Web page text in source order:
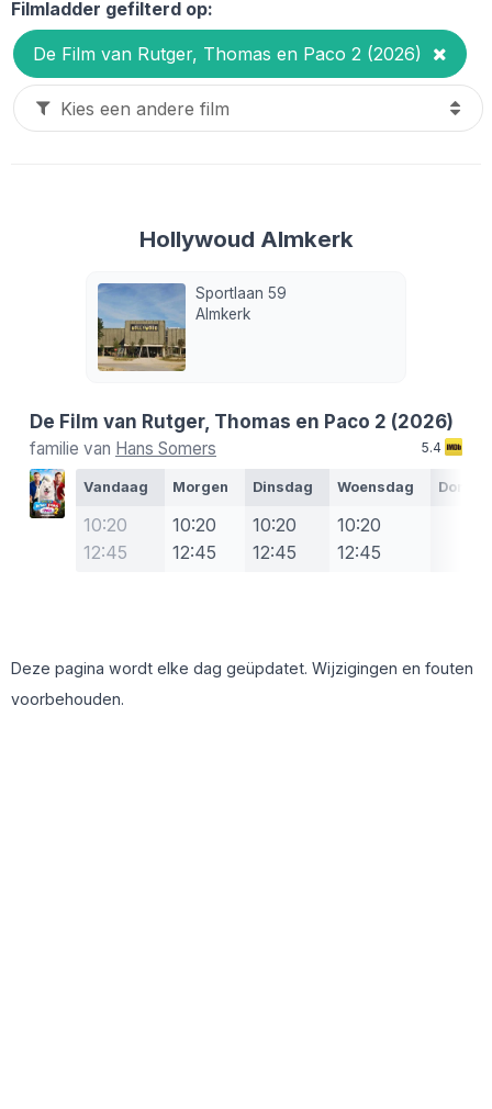
Filmladder gefilterd op:
De Film van Rutger, Thomas en Paco 2 (2026)
Hollywoud Almkerk
Sportlaan 59
Almkerk
De Film van Rutger, Thomas en Paco 2 (2026)
familie van Hans Somers 5.4
Vandaag Morgen Dinsdag Woensdag
10:20
12:45
10:20
12:45
10:20
12:45
10:20
12:45
Deze pagina wordt elke dag geüpdatet. Wijzigingen en fouten
voorbehouden.